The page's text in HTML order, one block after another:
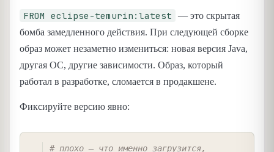
FROM eclipse-temurin:latest
— это скрытая
бомба замедленного действия. При следующей сборке
образ может незаметно измениться: новая версия Java,
другая ОС, другие зависимости. Образ, который
работал в разработке, сломается в продакшене.
Фиксируйте версию явно:
# плохо — что именно загрузится,